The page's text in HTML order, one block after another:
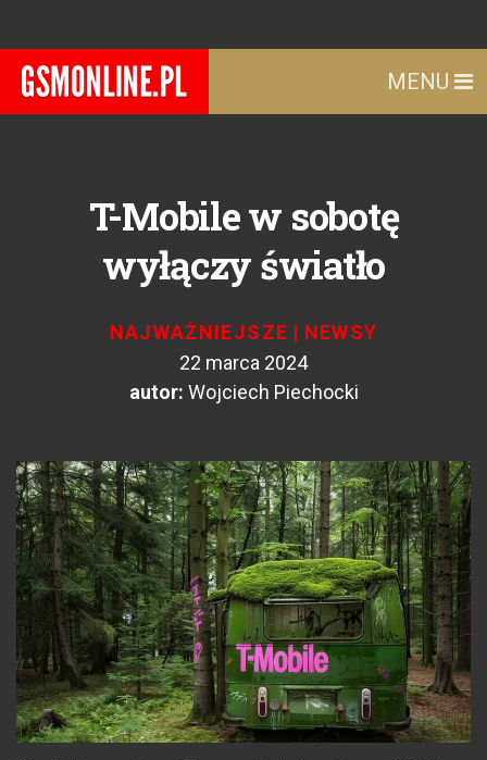
MENU
T-Mobile w sobotę
wyłączy światło
NAJWAŻNIEJSZE | NEWSY
22 marca 2024
autor: Wojciech Piechocki